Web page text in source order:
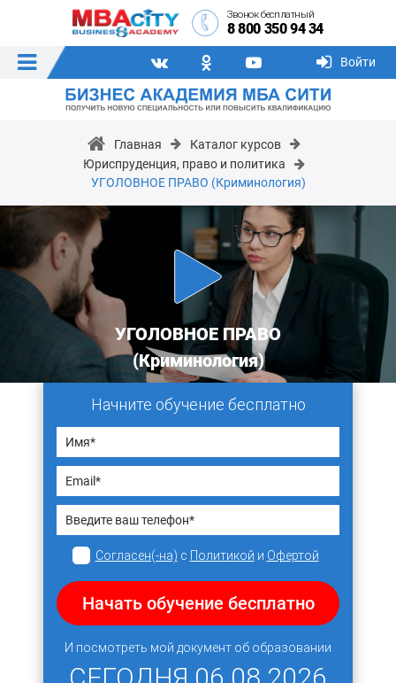
Звонок бесплатный
8 800 350 94 34
Войти
Главная
Каталог курсов
Юриспруденция, право и политика
УГОЛОВНОЕ ПРАВО (Криминология)
УГОЛОВНОЕ ПРАВО
(Криминология)
Начните обучение бесплатно
Согласен(-на) с Политикой и Офертой
Начать обучение бесплатно
И посмотреть мой документ об образовании